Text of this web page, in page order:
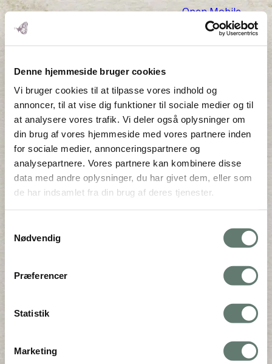
Denne hjemmeside bruger cookies
Vi bruger cookies til at tilpasse vores indhold og
annoncer, til at vise dig funktioner til sociale medier og til
at analysere vores trafik. Vi deler også oplysninger om
din brug af vores hjemmeside med vores partnere inden
for sociale medier, annonceringspartnere og
analysepartnere. Vores partnere kan kombinere disse
data med andre oplysninger, du har givet dem, eller som
de har indsamlet fra din brug af deres tjenester.
Nødvendig
Præferencer
Statistik
Marketing
Open Mobile
Menu